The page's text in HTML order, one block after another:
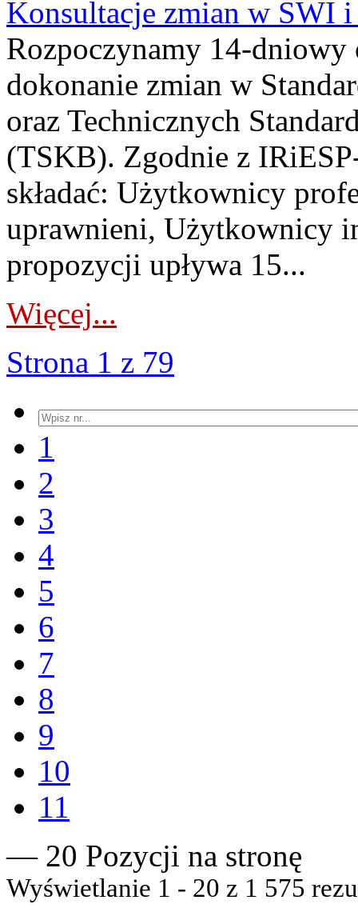
Konsultacje zmian w SWI
Rozpoczynamy 14-
dokonanie zmian w
oraz Technicznych
(TSKB). Zgodnie z
składać: Użytkownicy
uprawnieni, Użytkownicy
propozycji upływa 15...
Więcej...
Strona 1 z 79
1
2
3
4
5
6
7
8
9
10
11
— 20 Pozycji na stronę
Wyświetlanie 1 - 20 z 1 575